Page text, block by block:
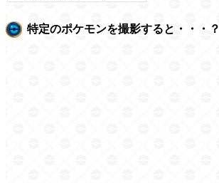
特定のポケモンを撮影すると・・・？